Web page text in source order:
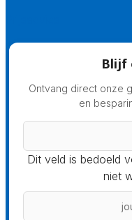
Blijf
Ontvang direct onze
en
Dit veld is bedoeld
niet